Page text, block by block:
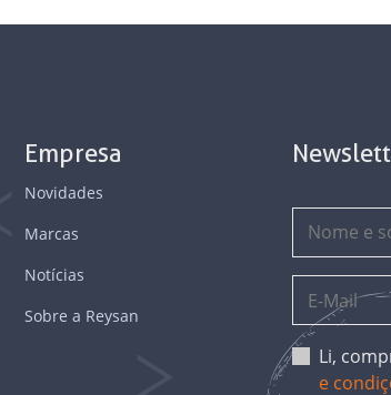
Empresa
Novidades
Marcas
Notícias
Sobre a Reysan
Li,
e